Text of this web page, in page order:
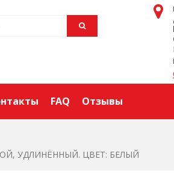
FAQ Отзывы
УДЛИНЁННЫЙ. ЦВЕТ: БЕЛЫЙ